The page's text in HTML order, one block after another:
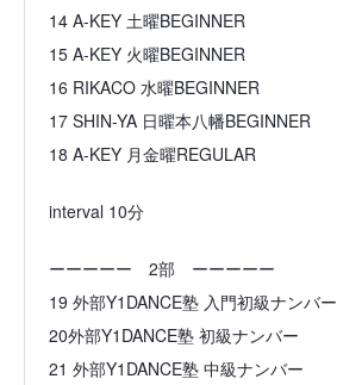
14 A-KEY 土曜BEGINNER
15 A-KEY 火曜BEGINNER
16 RIKACO 水曜BEGINNER
17 SHIN-YA 日曜本八幡BEGINNER
18 A-KEY 月金曜REGULAR
interval 10分
ーーーーー 2部 ーーーーー
19 外部Y1DANCE塾 入門初級ナンバー
20外部Y1DANCE塾 初級ナンバー
21 外部Y1DANCE塾 中級ナンバー